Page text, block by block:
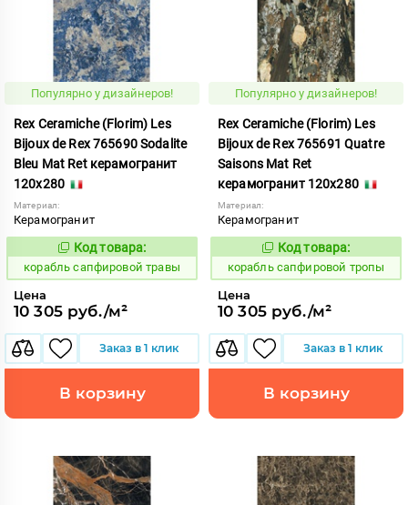
Популярно у дизайнеров!
Rex Ceramiche (Florim) Les
Bijoux de Rex 765690 Sodalite
Bleu Mat Ret керамогранит
120x280
Материал:
Керамогранит
775857
Код товара:
корабль сапфировой травы
Цена
10 305 руб./м²
Заказ в 1 клик
В корзину
Популярно у дизайнеров!
Rex Ceramiche (Florim) Les
Bijoux de Rex 765691 Quatre
Saisons Mat Ret
керамогранит 120x280
Материал:
Керамогранит
775858
Код товара:
корабль сапфировой тропы
Цена
10 305 руб./м²
Заказ в 1 клик
В корзину